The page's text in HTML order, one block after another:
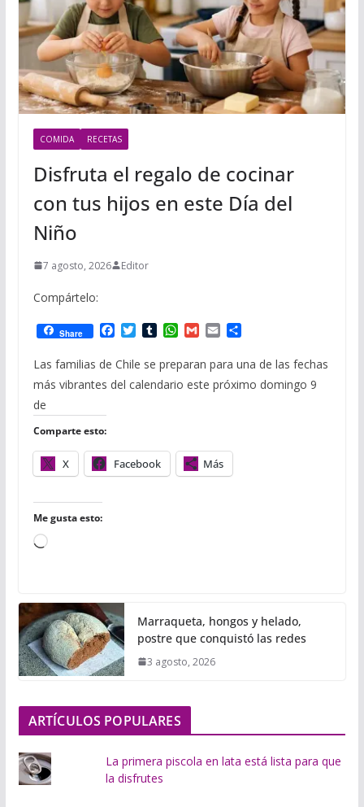
COMIDA RECETAS
Disfruta el regalo de cocinar
con tus hijos en este Día del
Niño
7 agosto, 2026 Editor
Compártelo:
Share
F
c
e
b
T
i
t
t
T
m
b
l
W
a
t
s
G
a
i
l
E
a
i
l
C
m
p
a
Las familias de Chile se preparan para una de las fechas
más vibrantes del calendario este próximo domingo 9
de
Comparte esto:
X Facebook Más
Me gusta esto:
C
g
a
n
d
.
.
Marraqueta, hongos y helado,
postre que conquistó las redes
3 agosto, 2026
ARTÍCULOS POPULARES
La primera piscola en lata está lista para que
la disfrutes